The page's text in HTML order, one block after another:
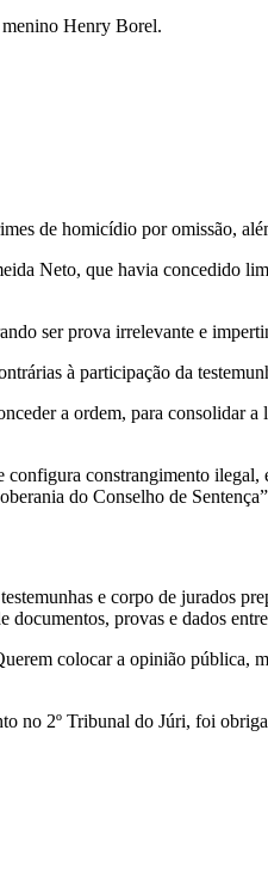
menino Henry Borel.
de homicídio por omissão,
Neto, que havia concedido
ser prova irrelevante e
à participação da
a ordem, para consolidar
constrangimento
do Conselho de
e corpo de jurados
provas e dados
colocar a opinião pública,
no 2º Tribunal do Júri, foi